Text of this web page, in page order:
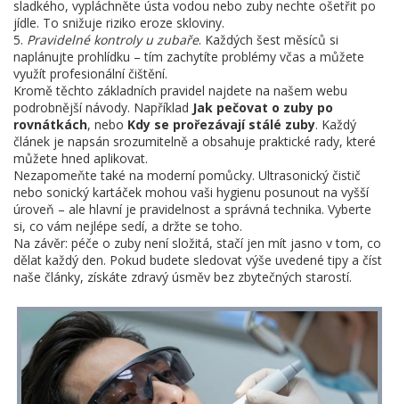
sladkého, vypláchněte ústa vodou nebo zuby nechte ošetřit po
jídle. To snižuje riziko eroze skloviny.
5. Pravidelné kontroly u zubaře. Každých šest měsíců si
naplánujte prohlídku – tím zachytíte problémy včas a můžete
využít profesionální čištění.
Kromě těchto základních pravidel najdete na našem webu
podrobnější návody. Například Jak pečovat o zuby po
rovnátkách, nebo Kdy se prořezávají stálé zuby. Každý
článek je napsán srozumitelně a obsahuje praktické rady, které
můžete hned aplikovat.
Nezapomeňte také na moderní pomůcky. Ultrasonický čistič
nebo sonický kartáček mohou vaši hygienu posunout na vyšší
úroveň – ale hlavní je pravidelnost a správná technika. Vyberte
si, co vám nejlépe sedí, a držte se toho.
Na závěr: péče o zuby není složitá, stačí jen mít jasno v tom, co
dělat každý den. Pokud budete sledovat výše uvedené tipy a číst
naše články, získáte zdravý úsměv bez zbytečných starostí.